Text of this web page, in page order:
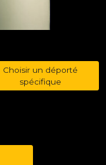
Choisir un déporté
spécifique